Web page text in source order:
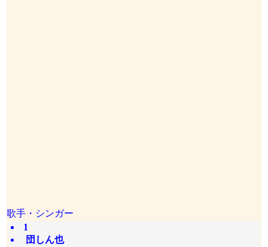
歌手・シンガー
1
団しん也